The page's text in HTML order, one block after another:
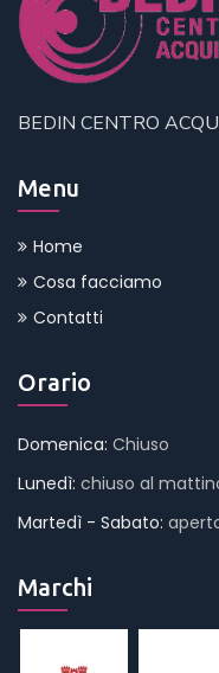
BEDIN CENTRO
Menu
Home
Cosa facciamo
Contatti
Orario
Domenica: Chiuso
Lunedì: chiuso al
Martedì - Sabato:
Marchi